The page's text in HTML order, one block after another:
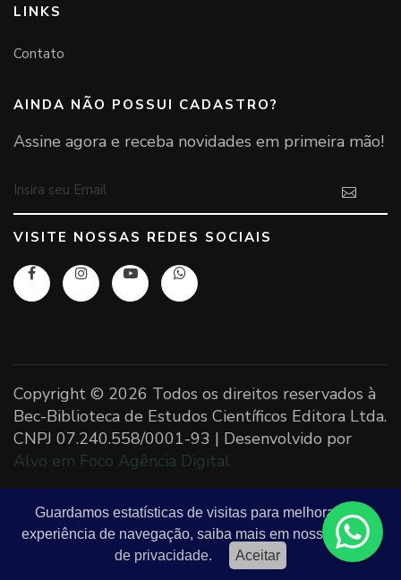
Guardamos estatísticas de visitas para melhorar sua
experiência de navegação, saiba mais em nossa política
de privacidade.
Aceitar
LINKS
Contato
AINDA NÃO POSSUI CADASTRO?
Assine agora e receba novidades em primeira mão!
VISITE NOSSAS REDES SOCIAIS
Copyright © 2026 Todos os direitos reservados à
Bec-Biblioteca de Estudos Científicos Editora Ltda.
CNPJ 07.240.558/0001-93 | Desenvolvido por
Alvo em Foco Agência Digital